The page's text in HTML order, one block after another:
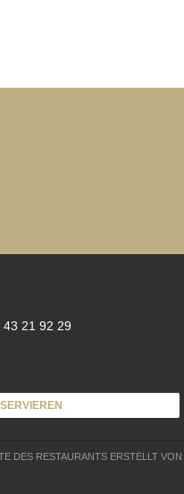
21 92 29
Fenster))
DES RESTAURANTS ERSTELLT VON